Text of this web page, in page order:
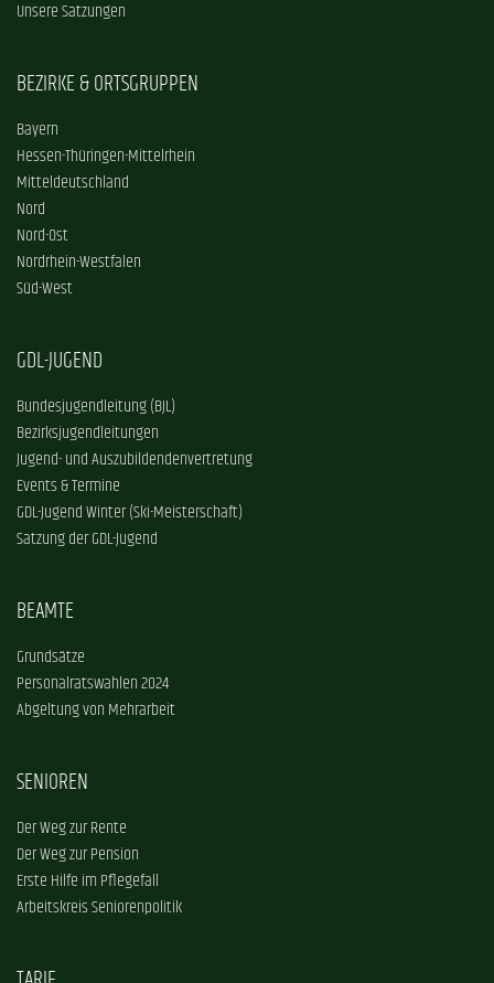
Unsere Satzungen
BEZIRKE & ORTSGRUPPEN
Bayern
Hessen-Thüringen-Mittelrhein
Mitteldeutschland
Nord
Nord-Ost
Nordrhein-Westfalen
Süd-West
GDL-JUGEND
Bundesjugendleitung (BJL)
Bezirksjugendleitungen
Jugend- und Auszubildendenvertretung
Events & Termine
GDL-Jugend Winter (Ski-Meisterschaft)
Satzung der GDL-Jugend
BEAMTE
Grundsätze
Personalratswahlen 2024
Abgeltung von Mehrarbeit
SENIOREN
Der Weg zur Rente
Der Weg zur Pension
Erste Hilfe im Pflegefall
Arbeitskreis Seniorenpolitik